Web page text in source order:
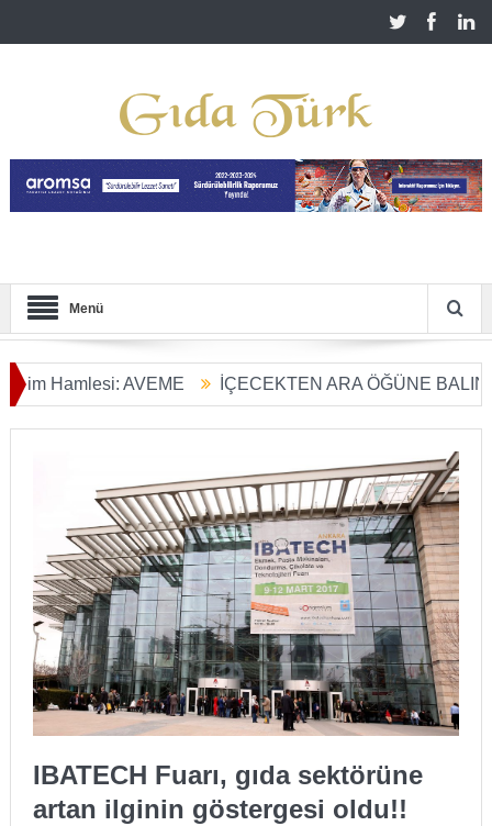
Menü
AVEME İÇECEKTEN ARA ÖĞÜNE BALIN
Başladı
IBATECH Fuarı, gıda sektörüne
artan ilginin göstergesi oldu!!